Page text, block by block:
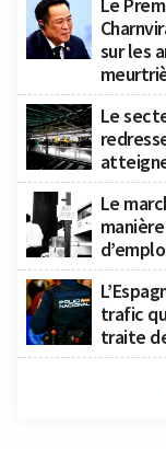
Le
sur les
Le
Le
trafic
traite